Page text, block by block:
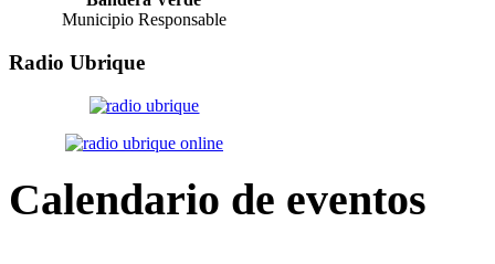
Municipio Responsable
Radio Ubrique
Calendario de eventos